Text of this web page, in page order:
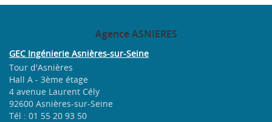
AgenceASNIERES
GEC Ingénierie Asnières-sur-Seine
Tour d'Asnières
Hall A - 3ème étage
4 avenue Laurent Cély
92600 Asnières-sur-Seine
Tél : 01 55 20 93 50